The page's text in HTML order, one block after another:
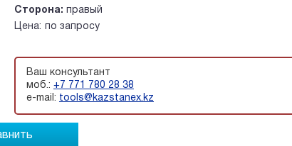
Сторона: правый
Цена: по запросу
Ваш консультант
моб.: +7 771 780 28 38
e-mail: tools@kazstanex.kz